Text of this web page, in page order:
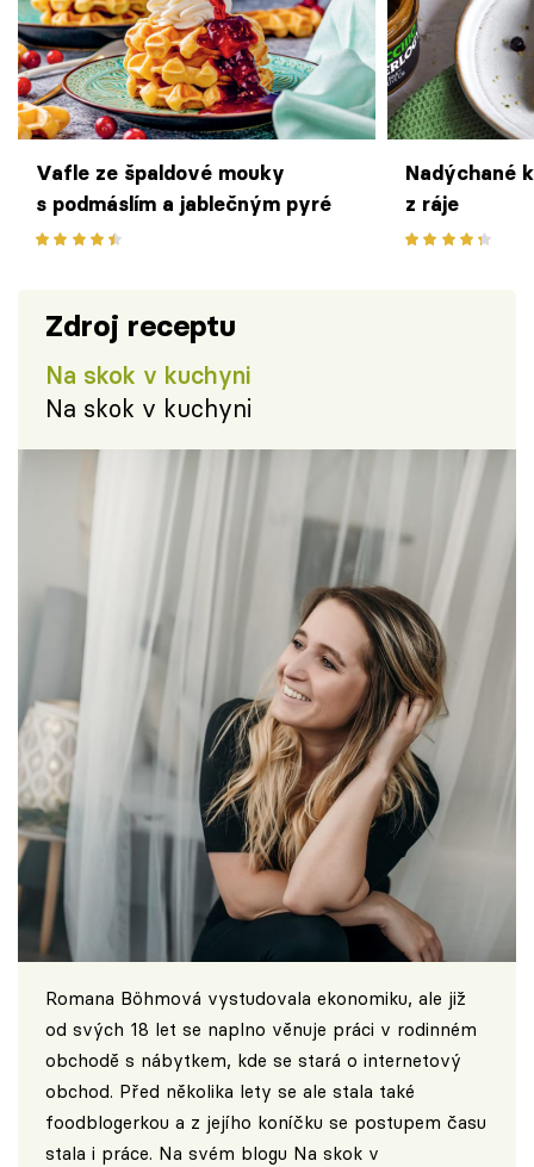
Vafle ze špaldové mouky
s podmáslím a jablečným pyré
Nadýchané
z ráje
Zdroj receptu
Na skok v kuchyni
Na skok v kuchyni
Romana Böhmová vystudovala ekonomiku, ale již
od svých 18 let se naplno věnuje práci v rodinném
obchodě s nábytkem, kde se stará o internetový
obchod. Před několika lety se ale stala také
foodblogerkou a z jejího koníčku se postupem času
stala i práce. Na svém blogu Na skok v